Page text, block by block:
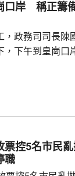
，已即時暫停
慰問傷者，並
口岸 稱正籌
，政務司司長陳
下午到皇崗口
備綜合營運測
100個不同規模
口岸負荷，並在
求小組必須以...
票控5名市民
職